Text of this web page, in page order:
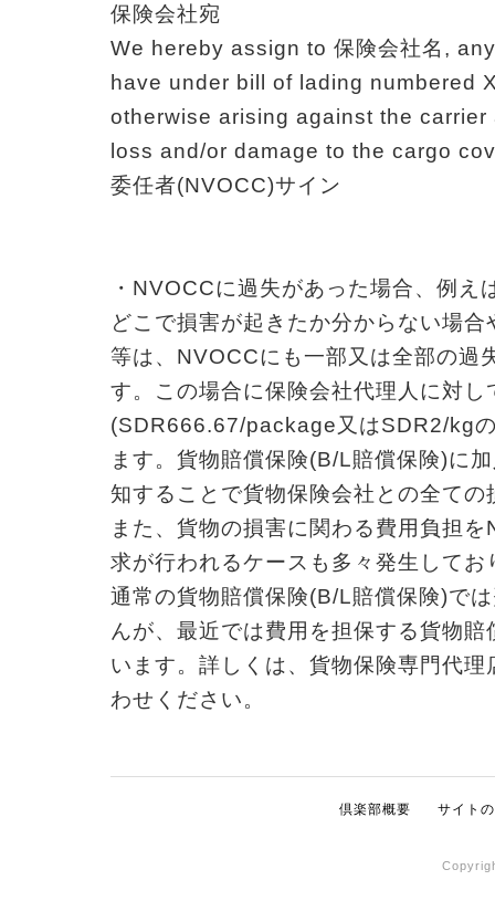
保険会社宛
We hereby assign to 保険会社名,
have under bill of lading numbered
otherwise arising against the
loss and/or damage to the cargo
委任者(NVOCC)サイン
・NVOCCに過失があった場合、例
どこで損害が起きたか分からない場
等は、NVOCCにも一部又は全部の過
す。この場合に保険会社代理人に対
(SDR666.67/package又はSDR2/kg
ます。貨物賠償保険(B/L賠償保険)に
知することで貨物保険会社との全て
また、貨物の損害に関わる費用負担
求が行われるケースも多々発生してお
通常の貨物賠償保険(B/L賠償保険)で
んが、最近では費用を担保する貨物
います。詳しくは、貨物保険専門代理
わせください。
倶楽部概要 サイト